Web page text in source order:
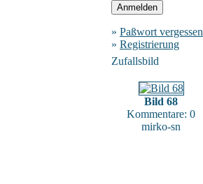
» Paßwort vergessen
» Registrierung
Zufallsbild
Bild 68
Kommentare: 0
mirko-sn